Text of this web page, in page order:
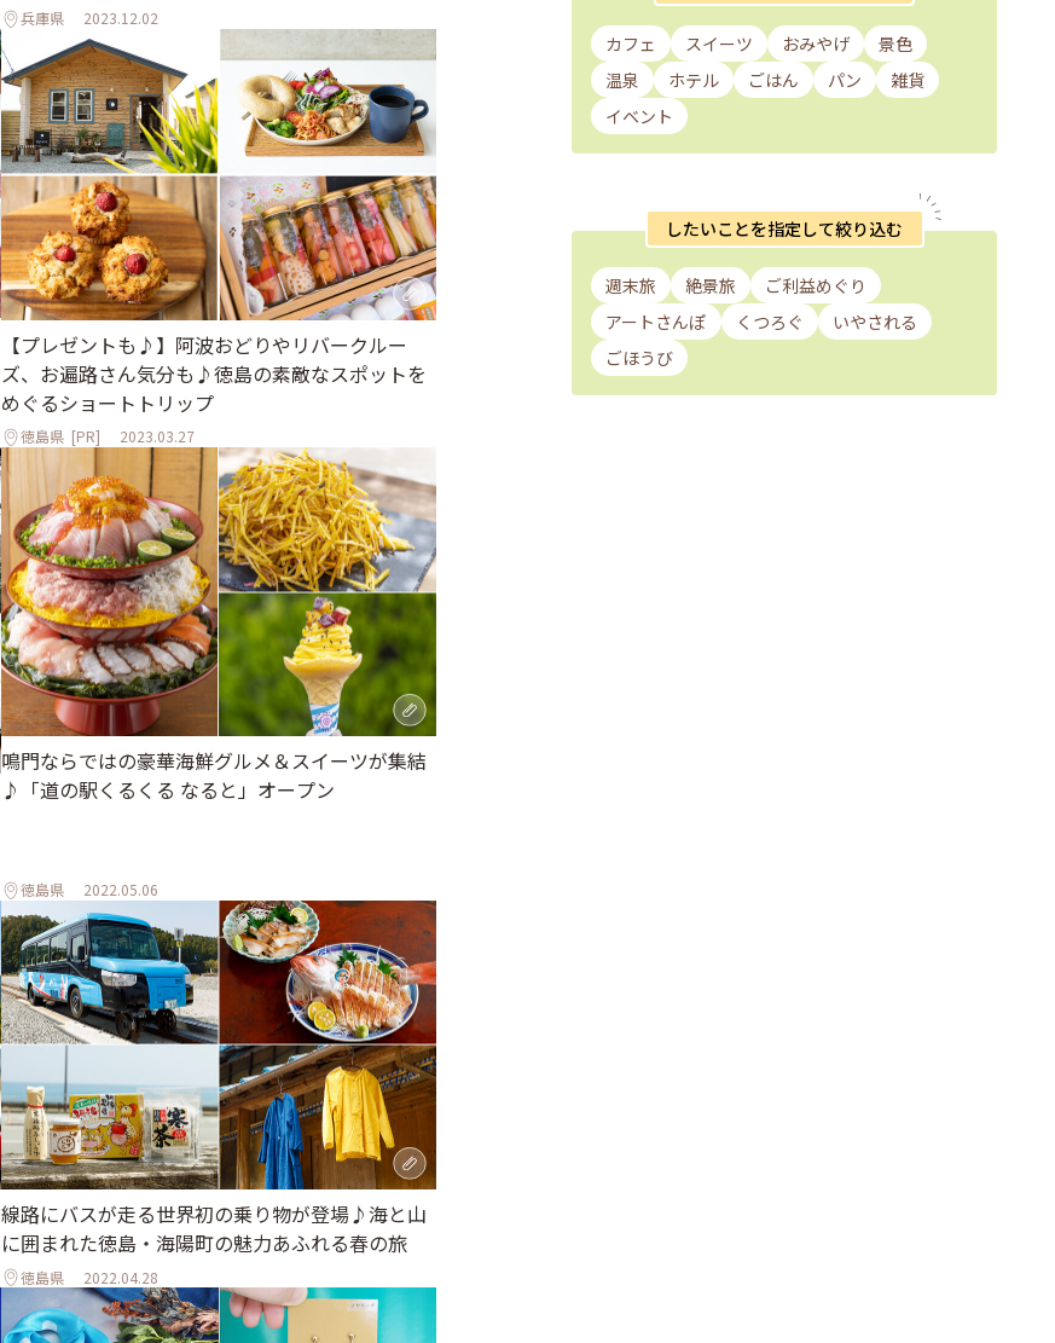
兵庫県 2023.12.02
【プレゼントも♪】阿波おどりやリバークルー
ズ、お遍路さん気分も♪徳島の素敵なスポットを
めぐるショートトリップ
徳島県 [PR] 2023.03.27
鳴門ならではの豪華海鮮グルメ＆スイーツが集結
♪「道の駅くるくる なると」オープン
徳島県 2022.05.06
線路にバスが走る世界初の乗り物が登場♪海と山
に囲まれた徳島・海陽町の魅力あふれる春の旅
徳島県 2022.04.28
カフェ スイーツ おみやげ
景色
温泉
ホテル ごはん パン
雑貨
イベント
したいことを指定して絞り込む
週末旅 絶景旅
ご利益めぐり
アートさんぽ
くつろぐ
いやされる
ごほうび